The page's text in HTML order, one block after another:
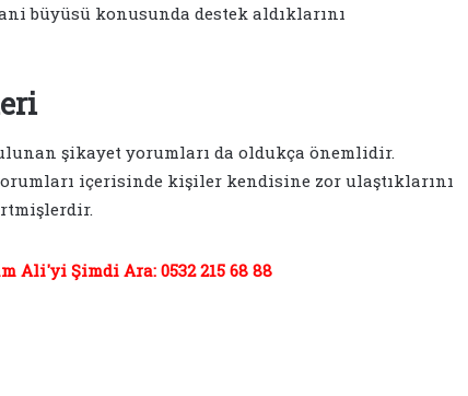
büyüsü konusunda destek aldıklarını
şikayet yorumları da oldukça önemlidir.
içerisinde kişiler kendisine zor ulaştıklarını
Ali'yi Şimdi Ara: 0532 215 68 88